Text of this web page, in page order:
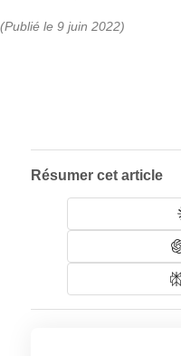
(Publié le 9 juin 2022)
Résumer cet article